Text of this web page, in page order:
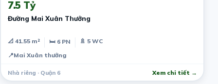
7.5 Tỷ
Đường Mai Xuân Thưởng
📐 41.55 m² 🛏 6 PN
🚿 5 WC
📍Mai Xuân thưởng
Nhà riêng · Quận 6 Xem chi tiết →